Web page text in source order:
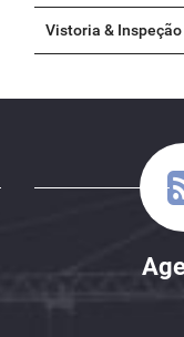
Vistoria & Inspeção